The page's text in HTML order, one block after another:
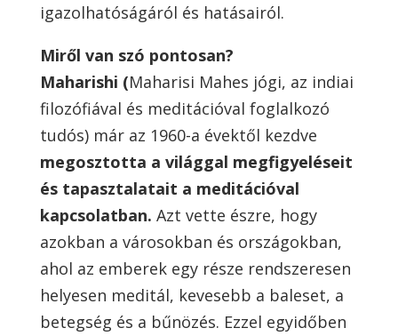
igazolhatóságáról és hatásairól.
Miről van szó pontosan?
Maharishi (Maharisi Mahes jógi, az indiai
filozófiával és meditációval foglalkozó
tudós) már az 1960-a évektől kezdve
megosztotta a világgal megfigyeléseit
és tapasztalatait a meditációval
kapcsolatban. Azt vette észre, hogy
azokban a városokban és országokban,
ahol az emberek egy része rendszeresen
helyesen meditál, kevesebb a baleset, a
betegség és a bűnözés. Ezzel egyidőben